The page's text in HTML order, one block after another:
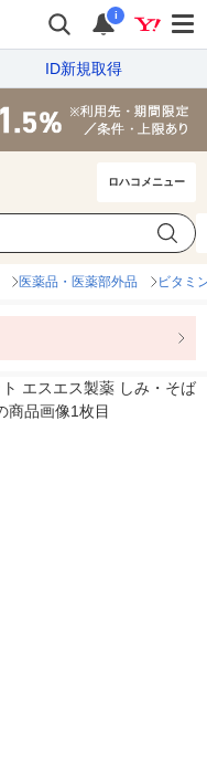
i
ID新規取得
ロハコメニュー
医薬品・医薬部外品 ビタミ